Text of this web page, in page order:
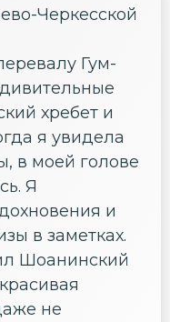
Черкесской
Гум-
хребет и
я увидела
в моей голове
Я
и
в заметках.
Шоанинский
не